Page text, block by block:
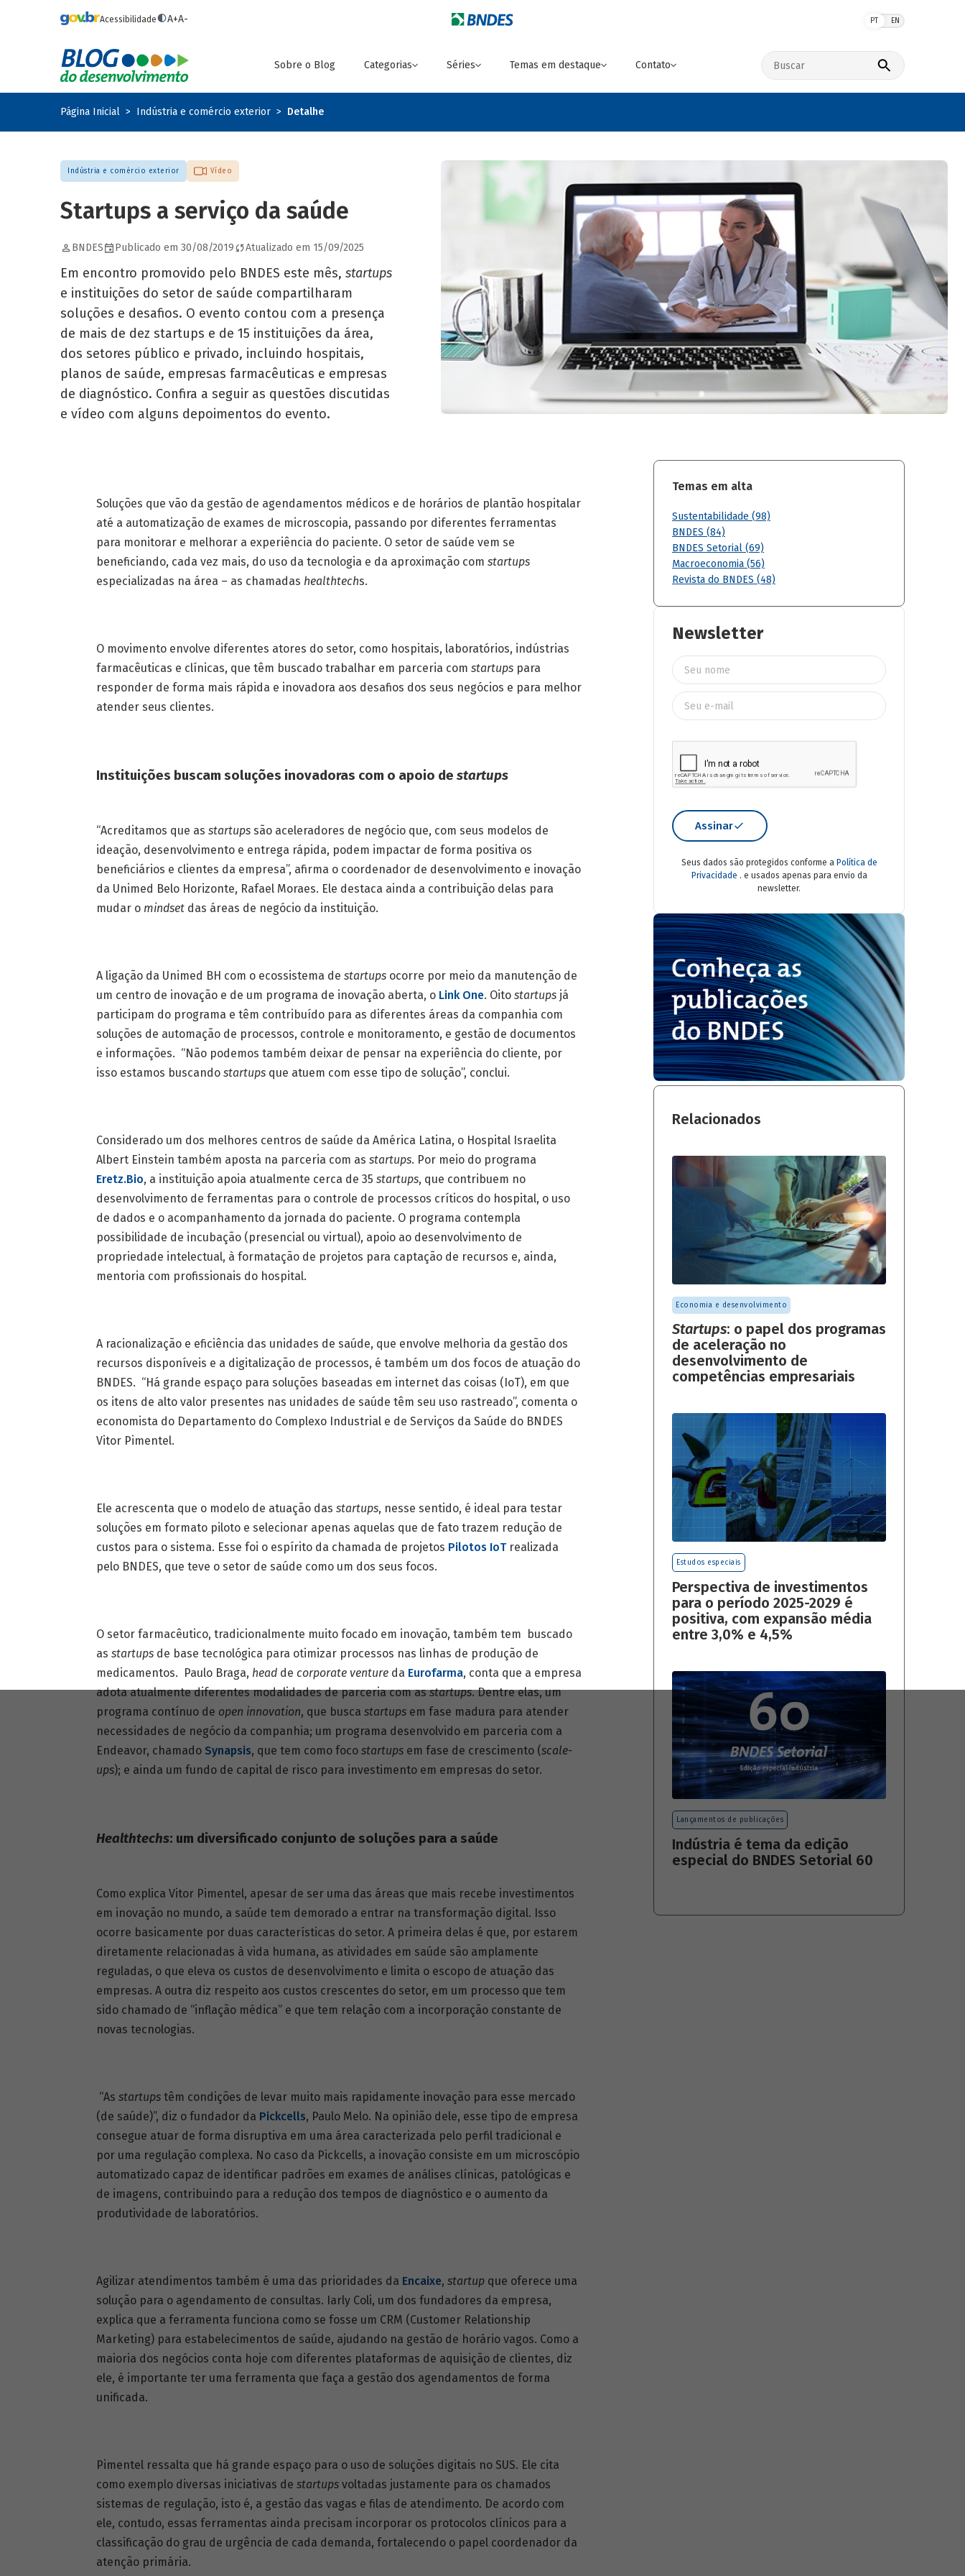
Acessibilidade A+A- PT EN
Sobre o Blog Categorias Séries Temas em destaque Contato
Buscar no site
Página Inicial Indústria e comércio exterior Detalhe
Indústria e comércio exterior Vídeo
Startups a serviço da saúde
BNDES Publicado em 30/08/2019 Atualizado em 15/09/2025
Em encontro promovido pelo BNDES este mês, startups
e instituições do setor de saúde compartilharam
soluções e desafios. O evento contou com a presença
de mais de dez startups e de 15 instituições da área,
dos setores público e privado, incluindo hospitais,
planos de saúde, empresas farmacêuticas e empresas
de diagnóstico. Confira a seguir as questões discutidas
e vídeo com alguns depoimentos do evento.
Soluções que vão da gestão de agendamentos médicos e de horários de plantão hospitalar
até a automatização de exames de microscopia, passando por diferentes ferramentas
para monitorar e melhorar a experiência do paciente. O setor de saúde vem se
beneficiando, cada vez mais, do uso da tecnologia e da aproximação com startups
especializadas na área – as chamadas healthtechs.
O movimento envolve diferentes atores do setor, como hospitais, laboratórios, indústrias
farmacêuticas e clínicas, que têm buscado trabalhar em parceria com startups para
responder de forma mais rápida e inovadora aos desafios dos seus negócios e para melhor
atender seus clientes.
Instituições buscam soluções inovadoras com o apoio de startups
“Acreditamos que as startups são aceleradores de negócio que, com seus modelos de
ideação, desenvolvimento e entrega rápida, podem impactar de forma positiva os
beneficiários e clientes da empresa”, afirma o coordenador de desenvolvimento e inovação
da Unimed Belo Horizonte, Rafael Moraes. Ele destaca ainda a contribuição delas para
mudar o mindset das áreas de negócio da instituição.
A ligação da Unimed BH com o ecossistema de startups ocorre por meio da manutenção de
um centro de inovação e de um programa de inovação aberta, o Link One. Oito startups já
participam do programa e têm contribuído para as diferentes áreas da companhia com
soluções de automação de processos, controle e monitoramento, e gestão de documentos
e informações. “Não podemos também deixar de pensar na experiência do cliente, por
isso estamos buscando startups que atuem com esse tipo de solução”, conclui.
Considerado um dos melhores centros de saúde da América Latina, o Hospital Israelita
Albert Einstein também aposta na parceria com as startups. Por meio do programa
Eretz.Bio, a instituição apoia atualmente cerca de 35 startups, que contribuem no
desenvolvimento de ferramentas para o controle de processos críticos do hospital, o uso
de dados e o acompanhamento da jornada do paciente. O programa contempla
possibilidade de incubação (presencial ou virtual), apoio ao desenvolvimento de
propriedade intelectual, à formatação de projetos para captação de recursos e, ainda,
mentoria com profissionais do hospital.
A racionalização e eficiência das unidades de saúde, que envolve melhoria da gestão dos
recursos disponíveis e a digitalização de processos, é também um dos focos de atuação do
BNDES. “Há grande espaço para soluções baseadas em internet das coisas (IoT), em que
os itens de alto valor presentes nas unidades de saúde têm seu uso rastreado”, comenta o
economista do Departamento do Complexo Industrial e de Serviços da Saúde do BNDES
Vitor Pimentel.
Ele acrescenta que o modelo de atuação das startups, nesse sentido, é ideal para testar
soluções em formato piloto e selecionar apenas aquelas que de fato trazem redução de
custos para o sistema. Esse foi o espírito da chamada de projetos Pilotos IoTrealizada
pelo BNDES, que teve o setor de saúde como um dos seus focos.
O setor farmacêutico, tradicionalmente muito focado em inovação, também tem buscado
as startups de base tecnológica para otimizar processos nas linhas de produção de
medicamentos. Paulo Braga, head de corporate venture da Eurofarma, conta que a empresa
adota atualmente diferentes modalidades de parceria com asstartups. Dentre elas, um
programa contínuo de open innovation, que busca startups em fase madura para atender
necessidades de negócio da companhia; um programa desenvolvido em parceria com a
Endeavor, chamado Synapsis, que tem como foco startups em fase de crescimento (scale-
ups); e ainda um fundo de capital de risco para investimento em empresas do setor.
Healthtechs: um diversificado conjunto de soluções para a saúde
Como explica Vitor Pimentel, apesar de ser uma das áreas que mais recebe investimentos
em inovação no mundo, a saúde tem demorado a entrar na transformação digital. Isso
ocorre basicamente por duas características do setor. A primeira delas é que, por estarem
diretamente relacionadas à vida humana, as atividades em saúde são amplamente
reguladas, o que eleva os custos de desenvolvimento e limita o escopo de atuação das
empresas. A outra diz respeito aos custos crescentes do setor, em um processo que tem
sido chamado de “inflação médica” e que tem relação com a incorporação constante de
novas tecnologias.
“As startups têm condições de levar muito mais rapidamente inovação para esse mercado
(de saúde)”, diz o fundador da Pickcells, Paulo Melo. Na opinião dele, esse tipo de empresa
consegue atuar de forma disruptiva em uma área caracterizada pelo perfil tradicional e
por uma regulação complexa. No caso da Pickcells, a inovação consiste em um microscópio
automatizado capaz de identificar padrões em exames de análises clínicas, patológicas e
de imagens, contribuindo para a redução dos tempos de diagnóstico e o aumento da
produtividade de laboratórios.
Agilizar atendimentos também é uma das prioridades da Encaixe, startup que oferece uma
solução para o agendamento de consultas. Iarly Coli, um dos fundadores da empresa,
explica que a ferramenta funciona como se fosse um CRM (Customer Relationship
Marketing) para estabelecimentos de saúde, ajudando na gestão de horário vagos. Como a
maioria dos negócios conta hoje com diferentes plataformas de aquisição de clientes, diz
ele, é importante ter uma ferramenta que faça a gestão dos agendamentos de forma
unificada.
Pimentel ressalta que há grande espaço para o uso de soluções digitais no SUS. Ele cita
como exemplo diversas iniciativas de startups voltadas justamente para os chamados
sistemas de regulação, isto é, a gestão das vagas e filas de atendimento. De acordo com
ele, contudo, essas ferramentas ainda precisam incorporar os protocolos clínicos para a
classificação do grau de urgência de cada demanda, fortalecendo o papel coordenador da
atenção primária.
Temas em alta
Sustentabilidade (98)
BNDES (84)
BNDES Setorial (69)
Macroeconomia (56)
Revista do BNDES (48)
Newsletter
Assinar
Seus dados são protegidos conforme a Política de
Privacidade . e usados apenas para envio da
newsletter.
Relacionados
Economia e desenvolvimento
Startups: o papel dos programas
de aceleração no
desenvolvimento de
competências empresariais
Estudos especiais
Perspectiva de investimentos
para o período 2025-2029 é
positiva, com expansão média
entre 3,0% e 4,5%
Lançamentos de publicações
Indústria é tema da edição
especial do BNDES Setorial 60